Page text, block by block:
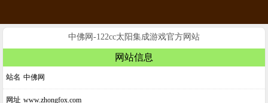
中佛网-122cc太阳集成游戏官方网站
网站信息
站名 中佛网
网址 www.zhongfox.com